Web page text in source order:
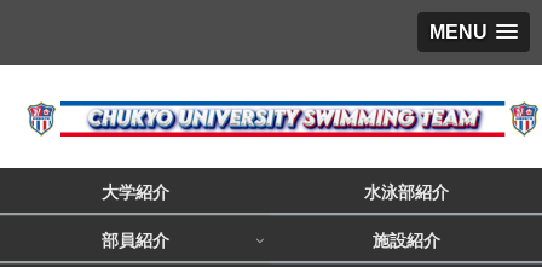
MENU
大学紹介 水泳部紹介
部員紹介 施設紹介